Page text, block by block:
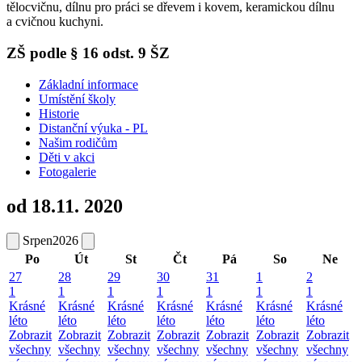
tělocvičnu, dílnu pro práci se dřevem i kovem, keramickou dílnu
a cvičnou kuchyni.
ZŠ podle § 16 odst. 9 ŠZ
Základní informace
Umístění školy
Historie
Distanční výuka - PL
Našim rodičům
Děti v akci
Fotogalerie
od 18.11. 2020
Srpen2026
Po
Út St Čt Pá So
Ne
27
1
Krásné
léto
Zobrazit
všechny
28
1
Krásné
léto
Zobrazit
všechny
29
1
Krásné
léto
Zobrazit
všechny
30
1
Krásné
léto
Zobrazit
všechny
31
1
Krásné
léto
Zobrazit
všechny
1
1
Krásné
léto
Zobrazit
všechny
2
1
Krásné
léto
Zobrazit
všechny